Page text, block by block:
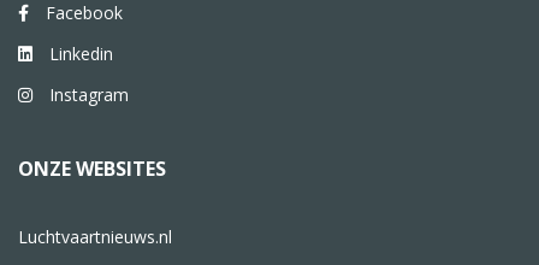
Facebook
Linkedin
Instagram
ONZE WEBSITES
Luchtvaartnieuws.nl